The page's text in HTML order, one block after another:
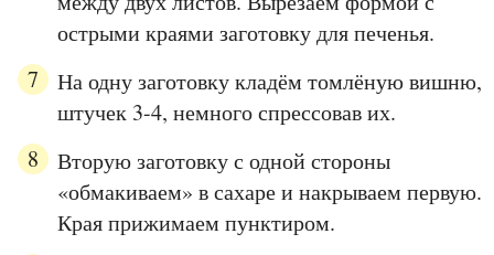
острыми краями заготовку для печенья.
На одну заготовку кладём томлёную вишню,
штучек 3-4, немного спрессовав их.
Вторую заготовку с одной стороны
«обмакиваем» в сахаре и накрываем первую.
Края прижимаем пунктиром.